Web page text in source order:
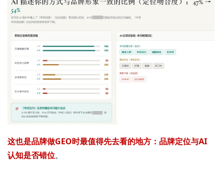
这也是品牌做GEO时最值得先去看的地方：品牌定位与AI
认知是否错位。